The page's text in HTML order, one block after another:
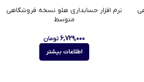
نرم افزار حسابداری هلو نسخه فروشگاهی
متوسط
۶,۷۲۹,۰۰۰تومان
اطلاعات بیشتر